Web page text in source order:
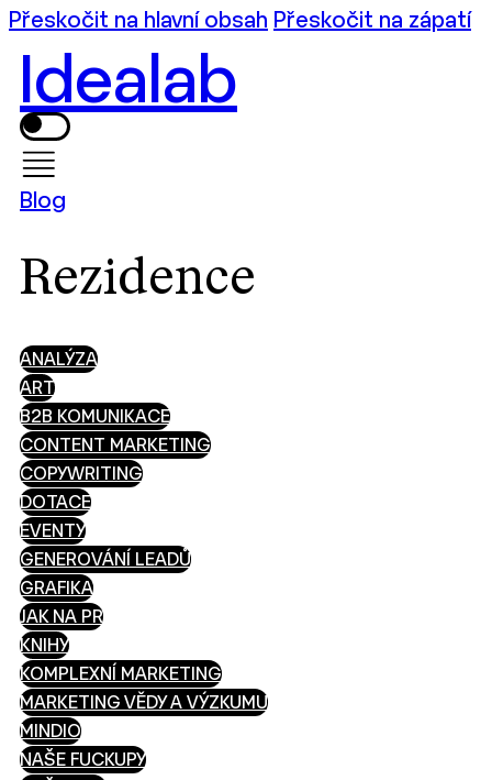
Přeskočit na hlavní obsah Přeskočit na zápatí
Idealab
Blog
Rezidence
ANALÝZA
ART
B2B KOMUNIKACE
CONTENT MARKETING
COPYWRITING
DOTACE
EVENTY
GENEROVÁNÍ LEADŮ
GRAFIKA
JAK NA PR
KNIHY
KOMPLEXNÍ MARKETING
MARKETING VĚDY A VÝZKUMU
MINDIO
NAŠE FUCKUPY